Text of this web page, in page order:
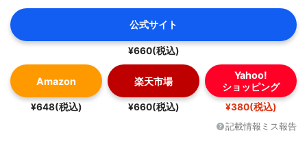
公式サイト
¥660(税込)
Amazon
¥648(税込)
楽天市場
¥660(税込)
Yahoo!
ショッピング
¥380(税込)
記載情報ミス報告